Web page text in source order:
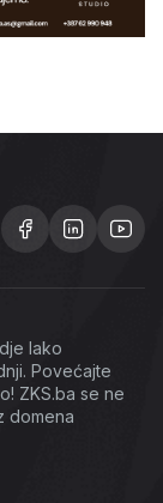
lako
Povećajte
ZKS.ba se ne
domena